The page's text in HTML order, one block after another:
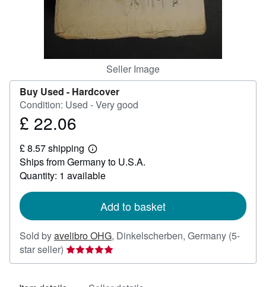
Seller Image
Buy Used - Hardcover
Condition: Used - Very good
Price
22.06
£ 22.06
£ 8.57 shipping
Learn
more
about
shipping
Ships from Germany to U.S.A.
Quantity: 1 available
Add to basket
Sold byavelibro OHG, Dinkelscherben, Germany (5-
star seller) Seller
rating